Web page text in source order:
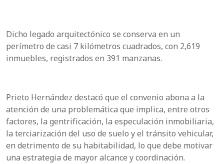
Dicho legado arquitectónico se conserva en un
perímetro de casi 7 kilómetros cuadrados, con 2,619
inmuebles, registrados en 391 manzanas.
Prieto Hernández destacó que el convenio abona a la
atención de una problemática que implica, entre otros
factores, la gentrificación, la especulación inmobiliaria,
la terciarización del uso de suelo y el tránsito vehicular,
en detrimento de su habitabilidad, lo que debe motivar
una estrategia de mayor alcance y coordinación.